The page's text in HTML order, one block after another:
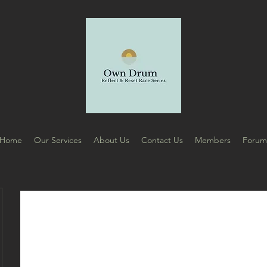
Home Our Services About Us Contact Us Members Forum